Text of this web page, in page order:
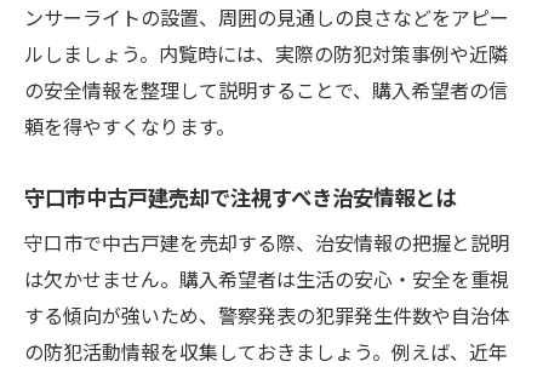
ンサーライトの設置、周囲の見通しの良さなどをアピー
ルしましょう。内覧時には、実際の防犯対策事例や近隣
の安全情報を整理して説明することで、購入希望者の信
頼を得やすくなります。
守口市中古戸建売却で注視すべき治安情報とは
守口市で中古戸建を売却する際、治安情報の把握と説明
は欠かせません。購入希望者は生活の安心・安全を重視
する傾向が強いため、警察発表の犯罪発生件数や自治体
の防犯活動情報を収集しておきましょう。例えば、近年